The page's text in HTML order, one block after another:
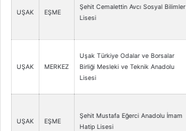
UŞAK EŞME
Şehit Cemalettin Avcı Sosyal Bilimler
Lisesi
UŞAK MERKEZ
Uşak Türkiye Odalar ve Borsalar
Birliği Mesleki ve Teknik Anadolu
Lisesi
UŞAK EŞME
Şehit Mustafa Eğerci Anadolu İmam
Hatip Lisesi